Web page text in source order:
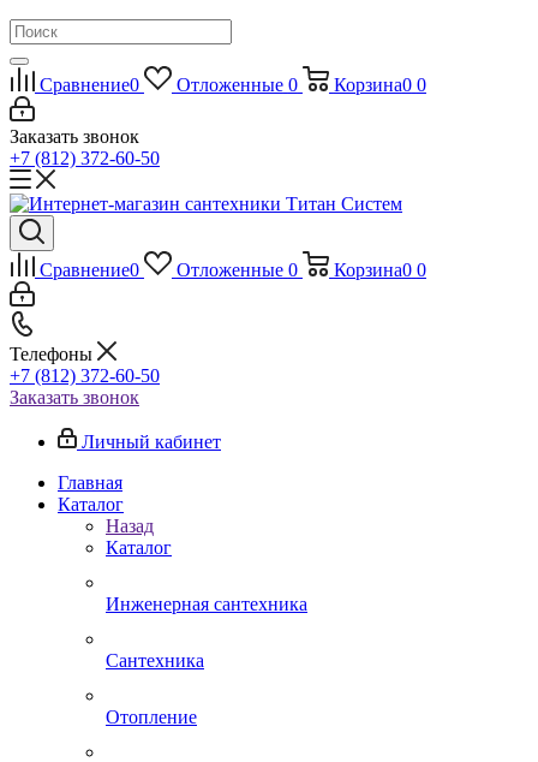
Сравнение0 Отложенные 0 Корзина0 0
Заказать звонок
+7 (812) 372-60-50
Сравнение0 Отложенные 0 Корзина0 0
Телефоны
+7 (812) 372-60-50
Заказать звонок
Личный кабинет
Главная
Каталог
Назад
Каталог
Инженерная сантехника
Сантехника
Отопление